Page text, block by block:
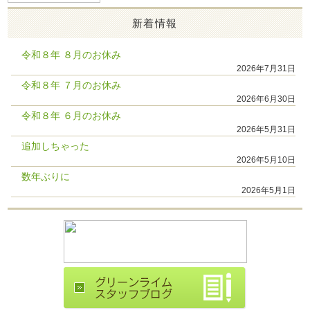
新着情報
令和８年 ８月のお休み
2026年7月31日
令和８年 ７月のお休み
2026年6月30日
令和８年 ６月のお休み
2026年5月31日
追加しちゃった
2026年5月10日
数年ぶりに
2026年5月1日